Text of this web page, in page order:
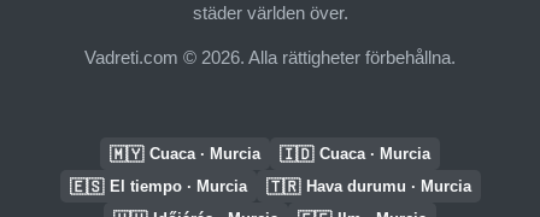
städer världen över.
Vadreti.com © 2026. Alla rättigheter förbehållna.
🇲🇾 Cuaca · Murcia 🇮🇩 Cuaca · Murcia
🇪🇸 El tiempo · Murcia 🇹🇷 Hava durumu · Murcia